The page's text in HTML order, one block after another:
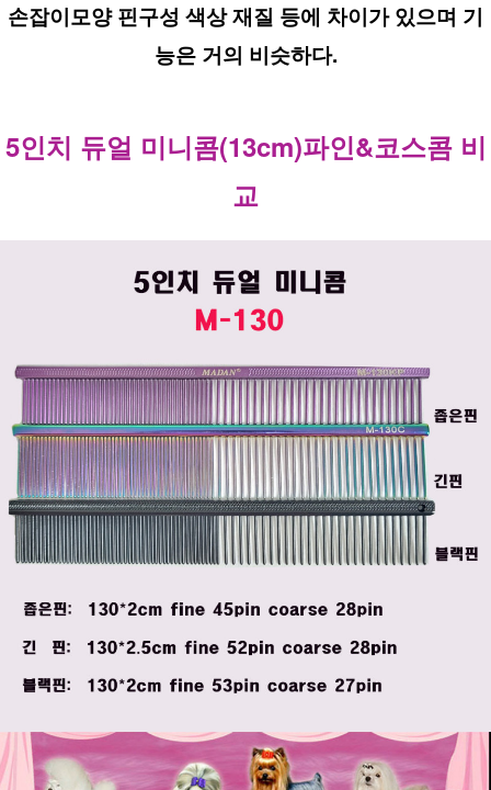
손잡이모양 핀구성 색상 재질 등에 차이가 있으며 기
능은 거의 비슷하다.
5인치 듀얼 미니콤(13cm)파인&코스콤 비
교